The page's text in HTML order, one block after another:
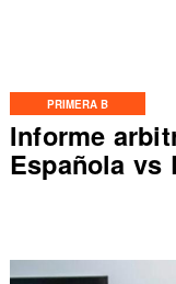
PRIMERA B
Informe
Española vs